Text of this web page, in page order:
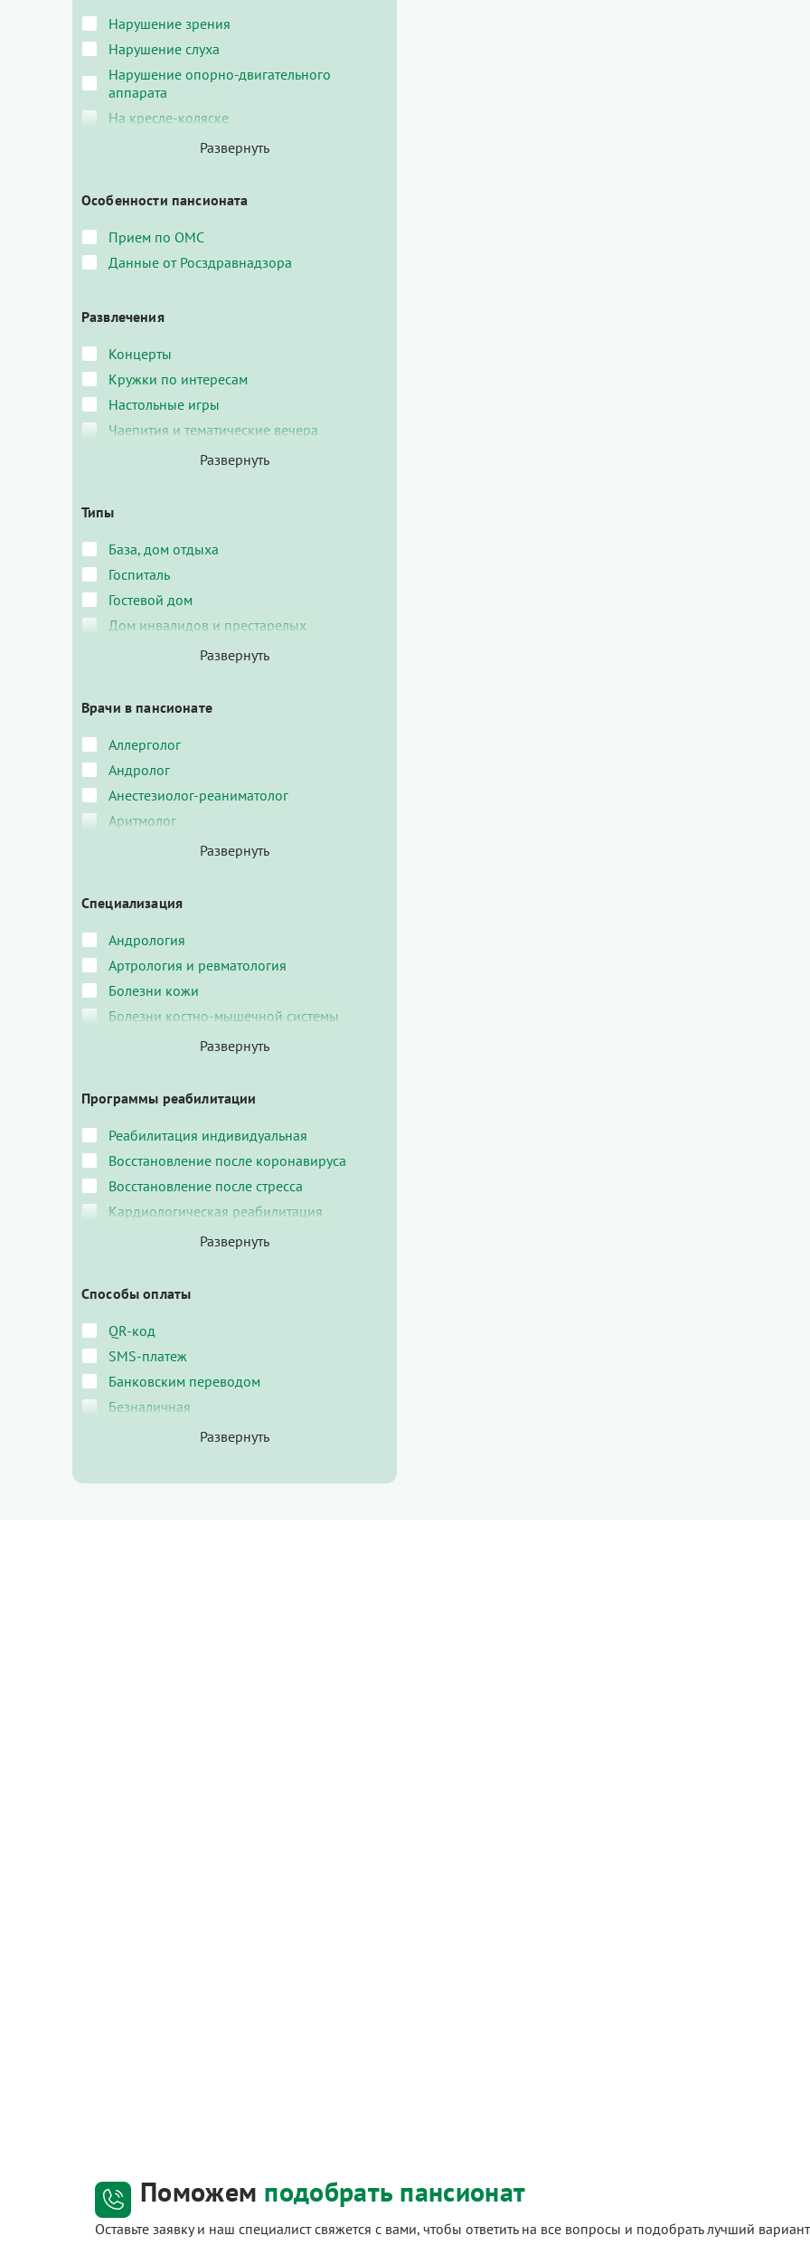
Нарушение зрения
Нарушение слуха
Нарушение опорно-двигательного
аппарата
На кресле-коляске
Особенности пансионата
Прием по ОМС
Данные от Росздравнадзора
Развлечения
Концерты
Кружки по интересам
Настольные игры
Чаепития и тематические вечера
Типы
База, дом отдыха
Госпиталь
Гостевой дом
Дом инвалидов и престарелых
Врачи в пансионате
Аллерголог
Андролог
Анестезиолог-реаниматолог
Аритмолог
Специализация
Андрология
Артрология и ревматология
Болезни кожи
Болезни костно-мышечной системы
Программы реабилитации
Реабилитация индивидуальная
Восстановление после коронавируса
Восстановление после стресса
Кардиологическая реабилитация
Способы оплаты
QR-код
SMS-платеж
Банковским переводом
Безналичная
Поможем подобрать пансионат
Оставьте заявку и наш специалист свяжется с вами, чтобы ответить на все вопросы и подобрать лучший